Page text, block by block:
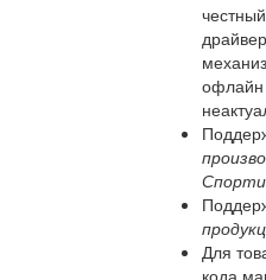
офлайн
Для
кода